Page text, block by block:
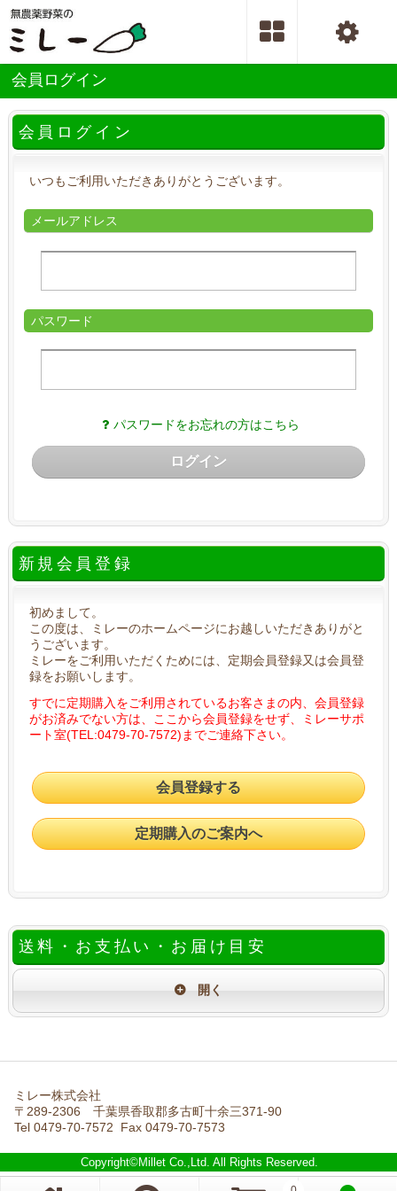
会員ログイン
会員ログイン
いつもご利用いただきありがとうございます。
メールアドレス
パスワード
パスワードをお忘れの方はこちら
ログイン
新規会員登録
初めまして。
この度は、ミレーのホームページにお越しいただきありがと
うございます。
ミレーをご利用いただくためには、定期会員登録又は会員登
録をお願いします。
すでに定期購入をご利用されているお客さまの内、会員登録
がお済みでない方は、ここから会員登録をせず、ミレーサポ
ート室(TEL:0479-70-7572)までご連絡下さい。
会員登録する
定期購入のご案内へ
送料・お支払い・お届け目安
ミレー株式会社
〒289-2306 千葉県香取郡多古町十余三371-90
Tel 0479-70-7572 Fax 0479-70-7573
Copyright©Millet Co.,Ltd. All Rights Reserved.